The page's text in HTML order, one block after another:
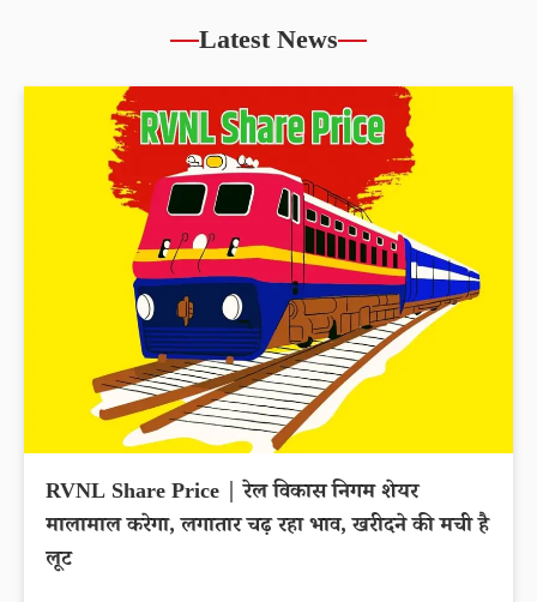
Latest News
RVNL Share Price | रेल विकास निगम शेयर
मालामाल करेगा, लगातार चढ़ रहा भाव, खरीदने की मची है
लूट